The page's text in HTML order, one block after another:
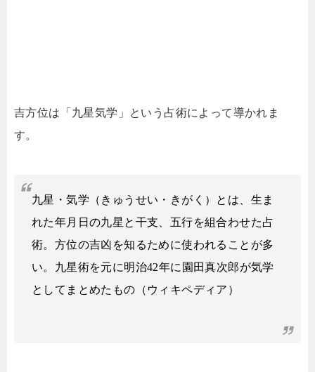
吉方位は「九星気学」という占術によって導かれま
す。
九星・気学（きゅうせい・きがく）とは、生ま
れた年月日の九星と干支、五行を組合わせた占
術。方位の吉凶を知るために使われることが多
い。九星術を元に明治42年に園田真次郎が気学
としてまとめたもの（ウィキペディア）